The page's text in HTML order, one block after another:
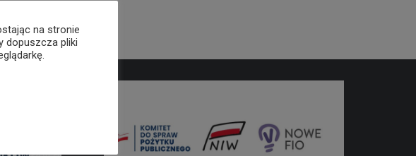
na stronie
dopuszcza pliki